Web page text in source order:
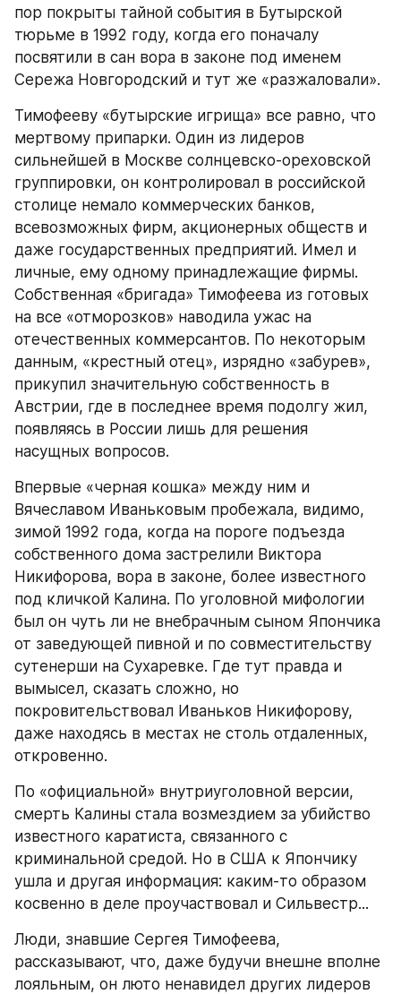
пор покрыты тайной события в Бутырской
тюрьме в 1992 году, когда его поначалу
посвятили в сан вора в законе под именем
Сережа Новгородский и тут же «разжаловали».
Тимофееву «бутырские игрища» все равно, что
мертвому припарки. Один из лидеров
сильнейшей в Москве солнцевско-ореховской
группировки, он контролировал в российской
столице немало коммерческих банков,
всевозможных фирм, акционерных обществ и
даже государственных предприятий. Имел и
личные, ему одному принадлежащие фирмы.
Собственная «бригада» Тимофеева из готовых
на все «отморозков» наводила ужас на
отечественных коммерсантов. По некоторым
данным, «крестный отец», изрядно «забурев»,
прикупил значительную собственность в
Австрии, где в последнее время подолгу жил,
появляясь в России лишь для решения
насущных вопросов.
Впервые «черная кошка» между ним и
Вячеславом Иваньковым пробежала, видимо,
зимой 1992 года, когда на пороге подъезда
собственного дома застрелили Виктора
Никифорова, вора в законе, более известного
под кличкой Калина. По уголовной мифологии
был он чуть ли не внебрачным сыном Япончика
от заведующей пивной и по совместительству
сутенерши на Сухаревке. Где тут правда и
вымысел, сказать сложно, но
покровительствовал Иваньков Никифорову,
даже находясь в местах не столь отдаленных,
откровенно.
По «официальной» внутриуголовной версии,
смерть Калины стала возмездием за убийство
известного каратиста, связанного с
криминальной средой. Но в США к Япончику
ушла и другая информация: каким-то образом
косвенно в деле проучаствовал и Сильвестр...
Люди, знавшие Сергея Тимофеева,
рассказывают, что, даже будучи внешне вполне
лояльным, он люто ненавидел других лидеров